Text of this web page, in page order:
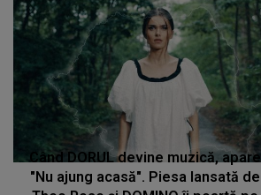
Când DORUL devine muzică, apare
"Nu ajung acasă". Piesa lansată de